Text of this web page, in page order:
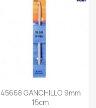
45668 GANCHILLO 9mm
15cm